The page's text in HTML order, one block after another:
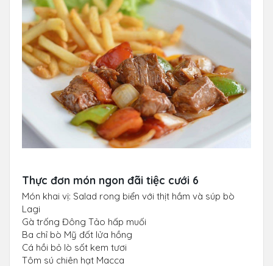
Thực đơn món ngon đãi tiệc cưới 6
Món khai vị: Salad rong biển với thịt hầm và súp bò
Lagi
Gà trống Đông Tảo hấp muối
Ba chỉ bò Mỹ đốt lửa hồng
Cá hồi bỏ lò sốt kem tươi
Tôm sú chiên hạt Macca